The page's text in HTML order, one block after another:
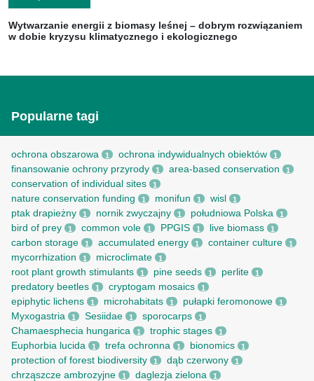
Wytwarzanie energii z biomasy leśnej – dobrym rozwiązaniem
w dobie kryzysu klimatycznego i ekologicznego
Popularne tagi
ochrona obszarowa 1 ochrona indywidualnych obiektów 1
finansowanie ochrony przyrody 1 area-based conservation 1
conservation of individual sites 1
nature conservation funding 1 monifun 1 wisl 1
ptak drapieżny 1 nornik zwyczajny 1 południowa Polska 1
bird of prey 1 common vole 1 PPGIS 1 live biomass 1
carbon storage 1 accumulated energy 1 container culture 1
mycorrhization 1 microclimate 1
root рlant growth stimulants 1 pine seeds 1 perlite 1
predatory beetles 1 cryptogam mosaics 1
epiphytic lichens 1 microhabitats 1 pułapki feromonowe 1
Myxogastria 1 Sesiidae 1 sporocarps 1
Chamaesphecia hungarica 1 trophic stages 1
Euphorbia lucida 1 trefa ochronna 1 bionomics 1
protection of forest biodiversity 1 dąb czerwony 1
chrząszcze ambrozyjne 1 daglezja zielona 1